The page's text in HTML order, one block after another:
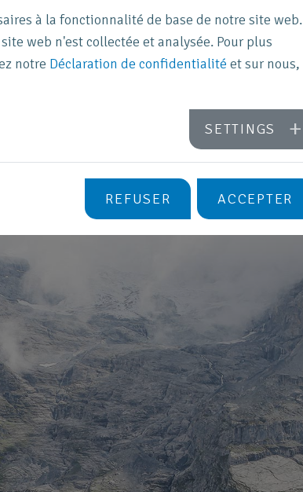
à la fonctionnalité de base de notre site web.
web n'est collectée et analysée. Pour plus
notre Déclaration de confidentialité et sur nous,
SETTINGS
REFUSER ACCEPTER